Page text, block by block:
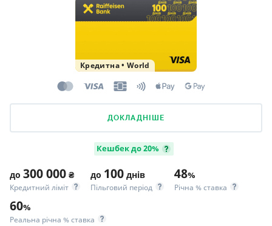
Кредитна• World
ДОКЛАДНІШЕ
Кешбек до 20%
до 300 000 ₴
Кредитний ліміт
до 100 днів
Пільговий період
48%
Річна % ставка
60%
Реальна річна % ставка